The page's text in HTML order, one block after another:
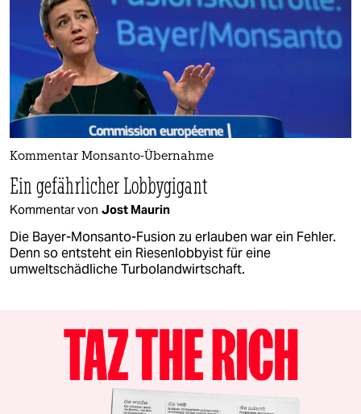
Kommentar Monsanto-Übernahme
Ein gefährlicher Lobbygigant
Kommentar von Jost Maurin
Die Bayer-Monsanto-Fusion zu erlauben war ein Fehler.
Denn so entsteht ein Riesenlobbyist für eine
umweltschädliche Turbolandwirtschaft.